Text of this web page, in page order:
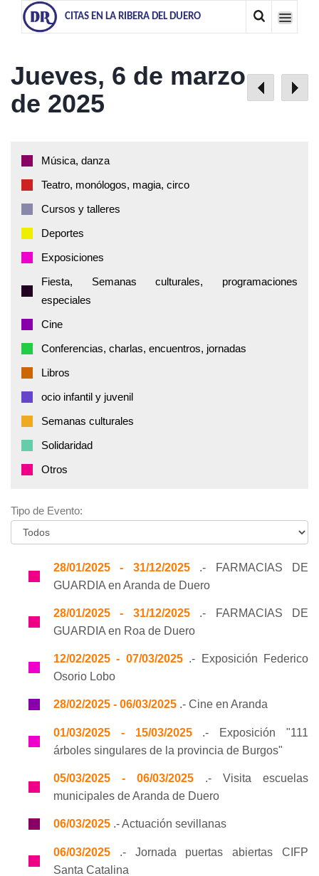
CITAS EN LA RIBERA DEL DUERO
Jueves, 6 de marzo
de 2025
Música, danza
Teatro, monólogos, magia, circo
Cursos y talleres
Deportes
Exposiciones
Fiesta, Semanas culturales, programaciones
especiales
Cine
Conferencias, charlas, encuentros, jornadas
Libros
ocio infantil y juvenil
Semanas culturales
Solidaridad
Otros
Tipo de Evento:
28/01/2025 - 31/12/2025.- FARMACIAS DE
GUARDIA en Aranda de Duero
28/01/2025 - 31/12/2025.- FARMACIAS DE
GUARDIA en Roa de Duero
12/02/2025 - 07/03/2025.- Exposición Federico
Osorio Lobo
28/02/2025 - 06/03/2025 .- Cine en Aranda
01/03/2025 - 15/03/2025.- Exposición "111
árboles singulares de la provincia de Burgos"
05/03/2025 - 06/03/2025 .- Visita escuelas
municipales de Aranda de Duero
06/03/2025 .- Actuación sevillanas
06/03/2025 .- Jornada puertas abiertas CIFP
Santa Catalina